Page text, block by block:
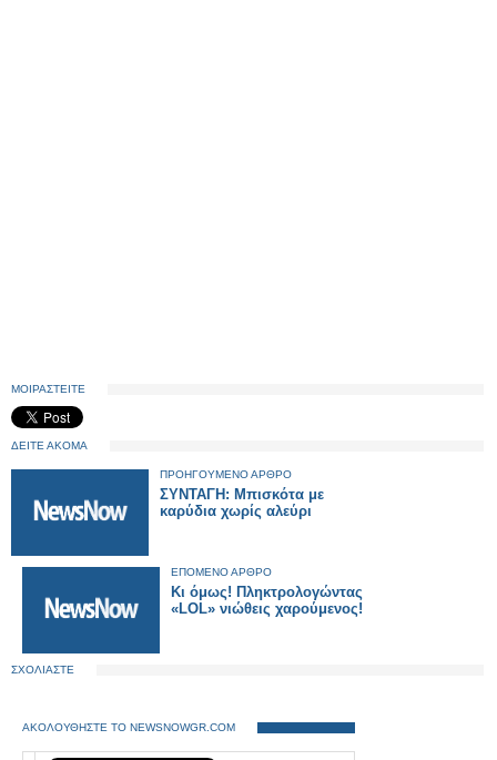
ΜΟΙΡΑΣΤΕΙΤΕ
ΔΕΙΤΕ ΑΚΟΜΑ
ΠΡΟΗΓΟΥΜΕΝΟ ΑΡΘΡΟ
ΣΥΝΤΑΓΗ: Μπισκότα με
καρύδια χωρίς αλεύρι
ΕΠΟΜΕΝΟ ΑΡΘΡΟ
Κι όμως! Πληκτρολογώντας
«LOL» νιώθεις χαρούμενος!
ΣΧΟΛΙΑΣΤΕ
ΑΚΟΛΟΥΘΗΣΤΕ ΤΟ NEWSNOWGR.COM